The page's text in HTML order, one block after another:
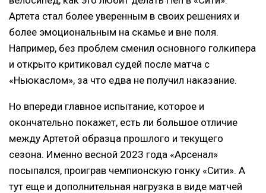
Артета стал более уверенным в своих решениях и
более эмоциональным на скамье и вне поля.
Например, без проблем сменил основного голкипера
и открыто критиковал судей после матча с
«Ньюкаслом», за что едва не получил наказание.
Но впереди главное испытание, которое и
окончательно покажет, есть ли большое отличие
между Артетой образца прошлого и текущего
сезона. Именно весной 2023 года «Арсенал»
посыпался, проиграв чемпионскую гонку «Сити». А
тут еще и дополнительная нагрузка в виде матчей